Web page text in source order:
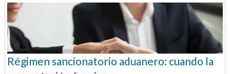
Régimen sancionatorio aduanero: cuando la